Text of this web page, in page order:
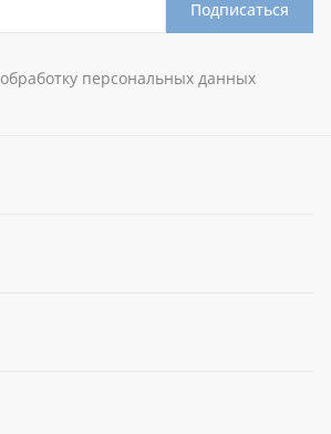
Подписаться
обработку персональных данных